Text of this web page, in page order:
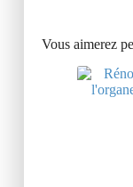
Vous aimerez